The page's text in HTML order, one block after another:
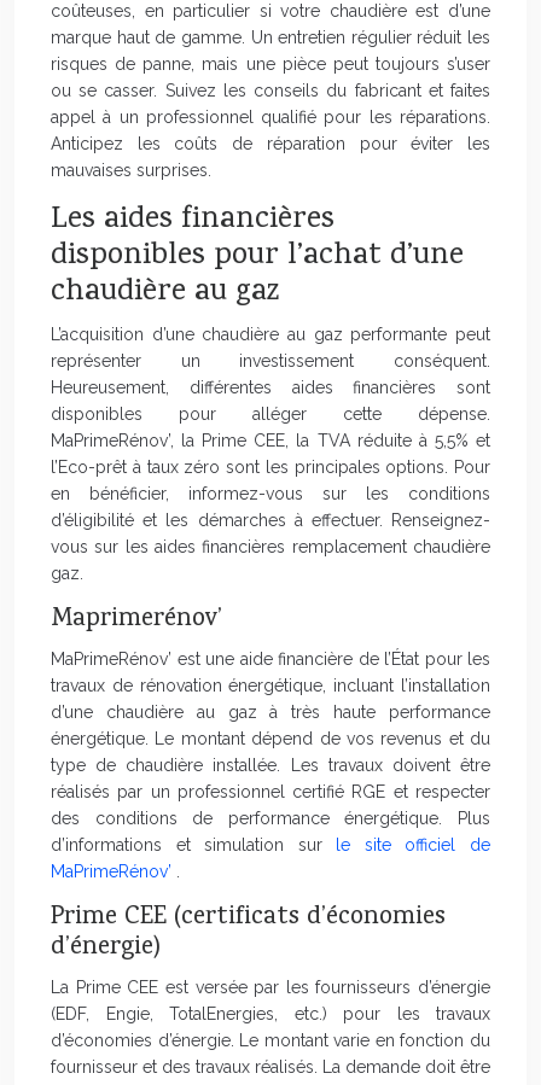
coûteuses, en particulier si votre chaudière est d’une
marque haut de gamme. Un entretien régulier réduit les
risques de panne, mais une pièce peut toujours s’user
ou se casser. Suivez les conseils du fabricant et faites
appel à un professionnel qualifié pour les réparations.
Anticipez les coûts de réparation pour éviter les
mauvaises surprises.
Les aides financières
disponibles pour l’achat d’une
chaudière au gaz
L’acquisition d’une chaudière au gaz performante peut
représenter un investissement conséquent.
Heureusement, différentes aides financières sont
disponibles pour alléger cette dépense.
MaPrimeRénov’, la Prime CEE, la TVA réduite à 5,5% et
l’Eco-prêt à taux zéro sont les principales options. Pour
en bénéficier, informez-vous sur les conditions
d’éligibilité et les démarches à effectuer. Renseignez-
vous sur les aides financières remplacement chaudière
gaz.
Maprimerénov’
MaPrimeRénov’ est une aide financière de l’État pour les
travaux de rénovation énergétique, incluant l’installation
d’une chaudière au gaz à très haute performance
énergétique. Le montant dépend de vos revenus et du
type de chaudière installée. Les travaux doivent être
réalisés par un professionnel certifié RGE et respecter
des conditions de performance énergétique. Plus
d’informations et simulation sur
le site officiel de
MaPrimeRénov’
Prime CEE (certificats d’économies
d’énergie)
La Prime CEE est versée par les fournisseurs d’énergie
(EDF, Engie, TotalEnergies, etc.) pour les travaux
d’économies d’énergie. Le montant varie en fonction du
fournisseur et des travaux réalisés. La demande doit être